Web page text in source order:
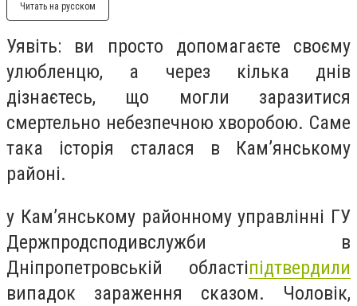
Читать на русском
Уявіть: ви просто допомагаєте своєму
улюбленцю, а через кілька днів
дізнаєтесь, що могли заразитися
смертельно небезпечною хворобою. Саме
така історія сталася в Кам’янському
районі.
у Кам’янському районному управлінні ГУ
Держпродсподивслужби в
Дніпропетровській областіпідтвердили
випадок зараження сказом. Чоловік,